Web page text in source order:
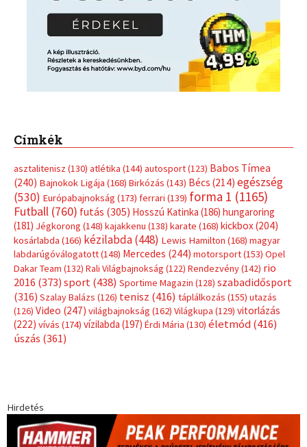
Címkék
asztalitenisz (130) atlétika (144) autosport(123) Babos Tímea
(240) Bajnokok Ligája (168) Birkózás (143) Bécs (214) egészség
(530) Európabajnokság (173) ferrari (139) forma 1 (1165)
Futball (760) futás (305) Hosszú Katinka (186) hungaroring
(181) Jégkorong (148) kajakkenu (138) karate (168) kickbox(204)
kosárlabda (166) kézilabda(448) Lewis Hamilton (168) magyar
labdarúgóválogatott(148) Mercedes (244) motorsport(153) Opel
Dakar Team (132) Rali Világbajnokság (122) Rendezvény(142) rio
2016 (373) sport(438) Sportime Magazin (128) szabadidősport
(316) Szalay Balázs (126) tenisz (416) táplálkozás (155) utazás
(126) Video (247) világbajnokság (162) Világkupa (129) vitorlázás
(222) vívás (174) vízilabda (197) Érdi Mária (130) életmód(416)
úszás (361)
Hirdetés